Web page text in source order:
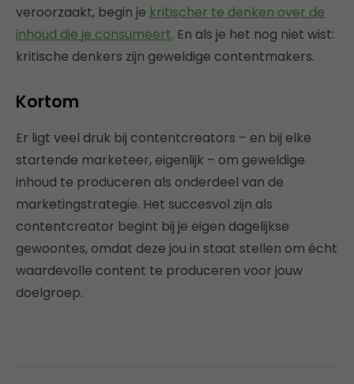
veroorzaakt, begin je kritischer te denken over de
inhoud die je consumeert. En als je het nog niet wist:
kritische denkers zijn geweldige contentmakers.
Kortom
Er ligt veel druk bij contentcreators – en bij elke
startende marketeer, eigenlijk – om geweldige
inhoud te produceren als onderdeel van de
marketingstrategie. Het succesvol zijn als
contentcreator begint bij je eigen dagelijkse
gewoontes, omdat deze jou in staat stellen om écht
waardevolle content te produceren voor jouw
doelgroep.